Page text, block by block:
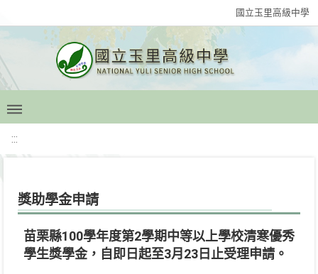
國立玉里高級中學
:::
獎助學金申請
苗栗縣100學年度第2學期中等以上學校清寒優秀
學生獎學金，自即日起至3月23日止受理申請。